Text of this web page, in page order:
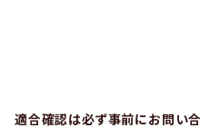
適合確認は必ず事前にお問い合